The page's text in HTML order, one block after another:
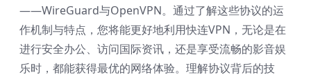
——WireGuard与OpenVPN。通过了解这些协议的运
作机制与特点，您将能更好地利用快连VPN，无论是在
进行安全办公、访问国际资讯，还是享受流畅的影音娱
乐时，都能获得最优的网络体验。理解协议背后的技